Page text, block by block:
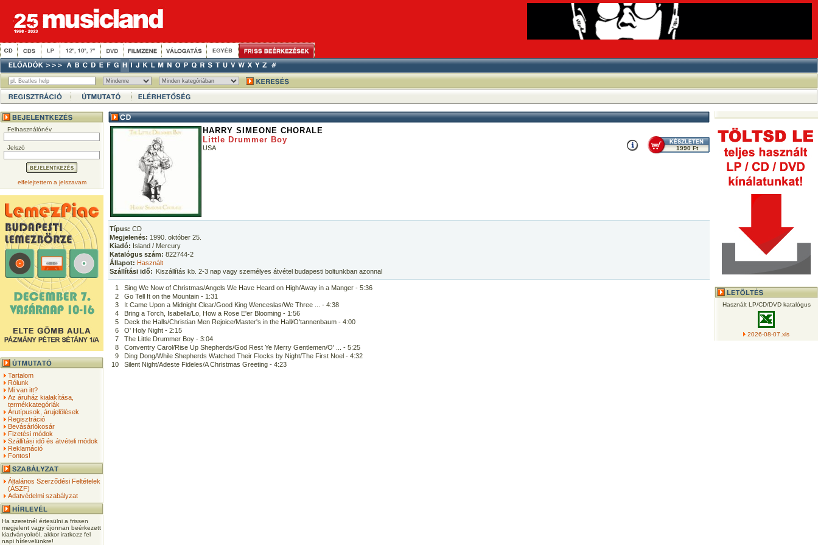
Felhasználónév
Jelszó
elfelejtettem a jelszavam
Tartalom
Rólunk
Mi van itt?
Az áruház kialakítása,
termékkategóriák
Árutípusok, árujelölések
Regisztráció
Bevásárlókosár
Fizetési módok
Szállítási idő és átvételi módok
Reklamáció
Fontos!
Általános Szerződési Feltételek
(ÁSZF)
Adatvédelmi szabályzat
Ha szeretnél értesülni a frissen
megjelent vagy újonnan beérkezett
kiadványokról, akkor iratkozz fel
napi hírlevelünkre!
HARRY SIMEONE CHORALE
Little Drummer Boy
USA 1990 Ft
Típus: CD
Megjelenés: 1990. október 25.
Kiadó: Island / Mercury
Katalógus szám: 822744-2
Állapot: Használt
Szállítási idő: Kiszállítás kb. 2-3 nap vagy személyes átvétel budapesti boltunkban azonnal
1
Sing We Now of Christmas/Angels We Have Heard on High/Away in a Manger - 5:36
2
Go Tell It on the Mountain - 1:31
3
It Came Upon a Midnight Clear/Good King Wenceslas/We Three ... - 4:38
4
Bring a Torch, Isabella/Lo, How a Rose E'er Blooming - 1:56
5
Deck the Halls/Christian Men Rejoice/Master's in the Hall/O'tannenbaum - 4:00
6
O' Holy Night - 2:15
7
The Little Drummer Boy - 3:04
8
Conventry Carol/Rise Up Shepherds/God Rest Ye Merry Gentlemen/O' ... - 5:25
9
Ding Dong/While Shepherds Watched Their Flocks by Night/The First Noel - 4:32
10
Silent Night/Adeste Fideles/A Christmas Greeting - 4:23
Használt LP/CD/DVD katalógus
2026-08-07.xls